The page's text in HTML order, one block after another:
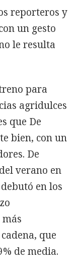
reporteros y
un gesto
le resulta
para
agridulces
que De
bien, con un
De
verano en
en los
que
de media.